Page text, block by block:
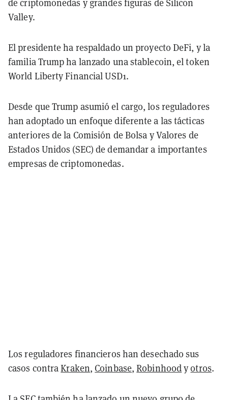
de criptomonedas y grandes figuras de Silicon
Valley.
El presidente ha respaldado un proyecto DeFi, y la
familia Trump ha lanzado una stablecoin, el token
World Liberty Financial USD1.
Desde que Trump asumió el cargo, los reguladores
han adoptado un enfoque diferente a las tácticas
anteriores de la Comisión de Bolsa y Valores de
Estados Unidos (SEC) de demandar a importantes
empresas de criptomonedas.
Los reguladores financieros han desechado sus
casos contraKraken,Coinbase,Robinhoodyotros.